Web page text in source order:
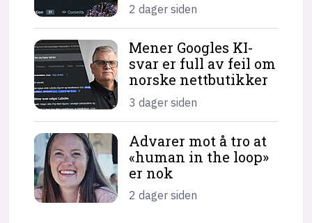
2 dager siden
Mener Googles KI-
svar er full av feil om
norske nettbutikker
3 dager siden
Advarer mot å tro at
«human in the loop»
er nok
2 dager siden